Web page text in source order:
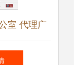
室 代理广
社会价值